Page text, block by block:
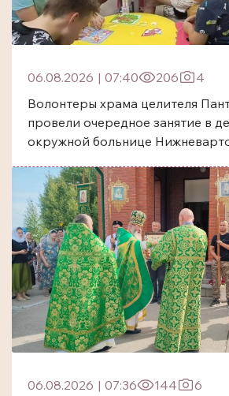
06.08.2026 | 07:40 206
4
Волонтеры храма целителя
провели очередное занятие в
окружной больнице
06.08.2026 | 07:36 144
6